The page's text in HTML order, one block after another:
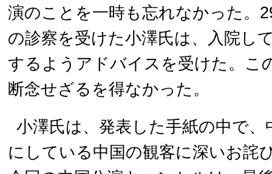
演のことを一時も忘れなかった。
の診察を受けた小澤氏は、入院し
するようアドバイスを受けた。こ
断念せざるを得なかった。
小澤氏は、発表した手紙の中で、
にしている中国の観客に深いお詫